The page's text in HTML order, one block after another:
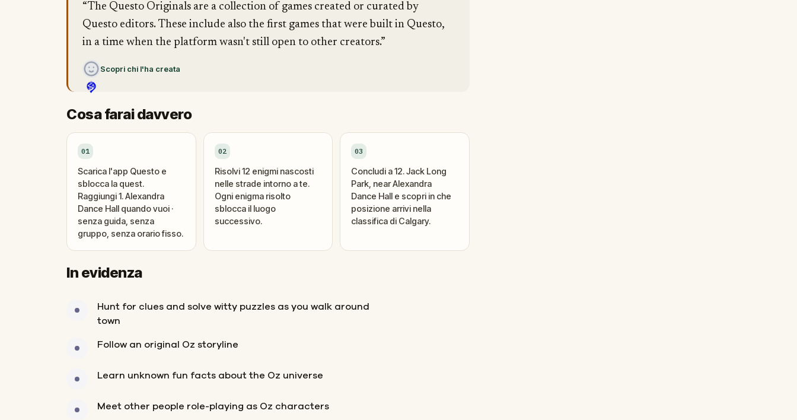
“The Questo Originals are a collection of games created or curated by
Questo editors. These include also the first games that were built in Questo,
in a time when the platform wasn't still open to other creators.”
Scopri chi l'ha creata
Cosa farai davvero
01
Scarica l'app Questo e
sblocca la quest.
Raggiungi 1. Alexandra
Dance Hall quando vuoi ·
senza guida, senza
gruppo, senza orario fisso.
02
Risolvi 12 enigmi nascosti
nelle strade intorno a te.
Ogni enigma risolto
sblocca il luogo
successivo.
03
Concludi a 12. Jack Long
Park, near Alexandra
Dance Hall e scopri in che
posizione arrivi nella
classifica di Calgary.
In evidenza
Hunt for clues and solve witty puzzles as you walk around
town
Follow an original Oz storyline
Learn unknown fun facts about the Oz universe
Meet other people role-playing as Oz characters